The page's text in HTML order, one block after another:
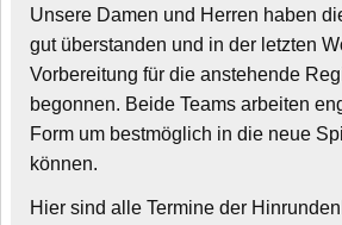
Unsere Damen und Herren haben
gut überstanden und in der letzten
Vorbereitung für die anstehende
begonnen. Beide Teams arbeiten
Form um bestmöglich in die neue
können.
Hier sind alle Termine der